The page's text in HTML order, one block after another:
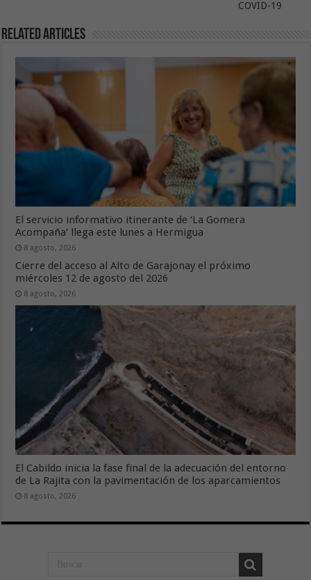
COVID-19
Related Articles
El servicio informativo itinerante de ‘La Gomera
Acompaña’ llega este lunes a Hermigua
8 agosto, 2026
Cierre del acceso al Alto de Garajonay el próximo
miércoles 12 de agosto del 2026
8 agosto, 2026
El Cabildo inicia la fase final de la adecuación del entorno
de La Rajita con la pavimentación de los aparcamientos
8 agosto, 2026